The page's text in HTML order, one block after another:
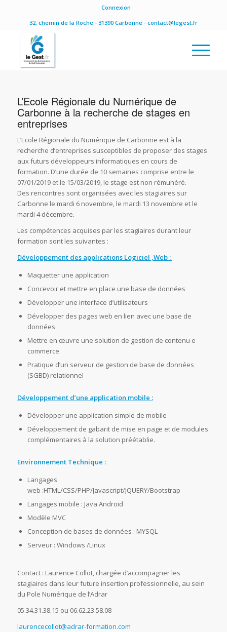
Connexion
32, chemin de la Roche - 31390 Carbonne - contact@legest.fr
L’Ecole Régionale du Numérique de
Carbonne à la recherche de stages en
entreprises
L’Ecole Régionale du Numérique de Carbonne est à la
recherche d’entreprises susceptibles de proposer des stages
aux futurs développeurs informatiques en cours de
formation. D’une durée de 10 semaines comprise entre le
07/01/2019 et le 15/03/2019, le stage est non rémunéré.
Des rencontres sont organisées avec les stagiaires sur
Carbonne le mardi 6 novembre, le mardi 13 novembre et le
mardi 4 décembre.
Les compétences acquises par les stagiaires durant leur
formation sont les suivantes :
Développement des applications Logiciel ,Web :
Maquetter une application
Concevoir et mettre en place une base de données
Développer une interface d’utilisateurs
Développer des pages web en lien avec une base de
données
Mettre en œuvre une solution de gestion de contenu e
commerce
Pratique d’un serveur de gestion de base de données
(SGBD) relationnel
Développement d’une application mobile :
Développer une application simple de mobile
Développement de gabarit de mise en page et de modules
complémentaires à la solution préétablie.
Environnement Technique :
Langages
web :HTML/CSS/PHP/Javascript/JQUERY/Bootstrap
Langages mobile : Java Android
Modèle MVC
Conception de bases de données : MYSQL
Serveur : Windows /Linux
Contact : Laurence Collot, chargée d’accompagner les
stagiaires dans leur future insertion professionnelle, au sein
du Pole Numérique de l’Adrar
05.34.31.38.15 ou 06.62.23.58.08
laurencecollot@adrar-formation.com